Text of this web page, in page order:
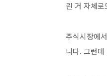
린 거 자체
주식시장에
니다. 그런